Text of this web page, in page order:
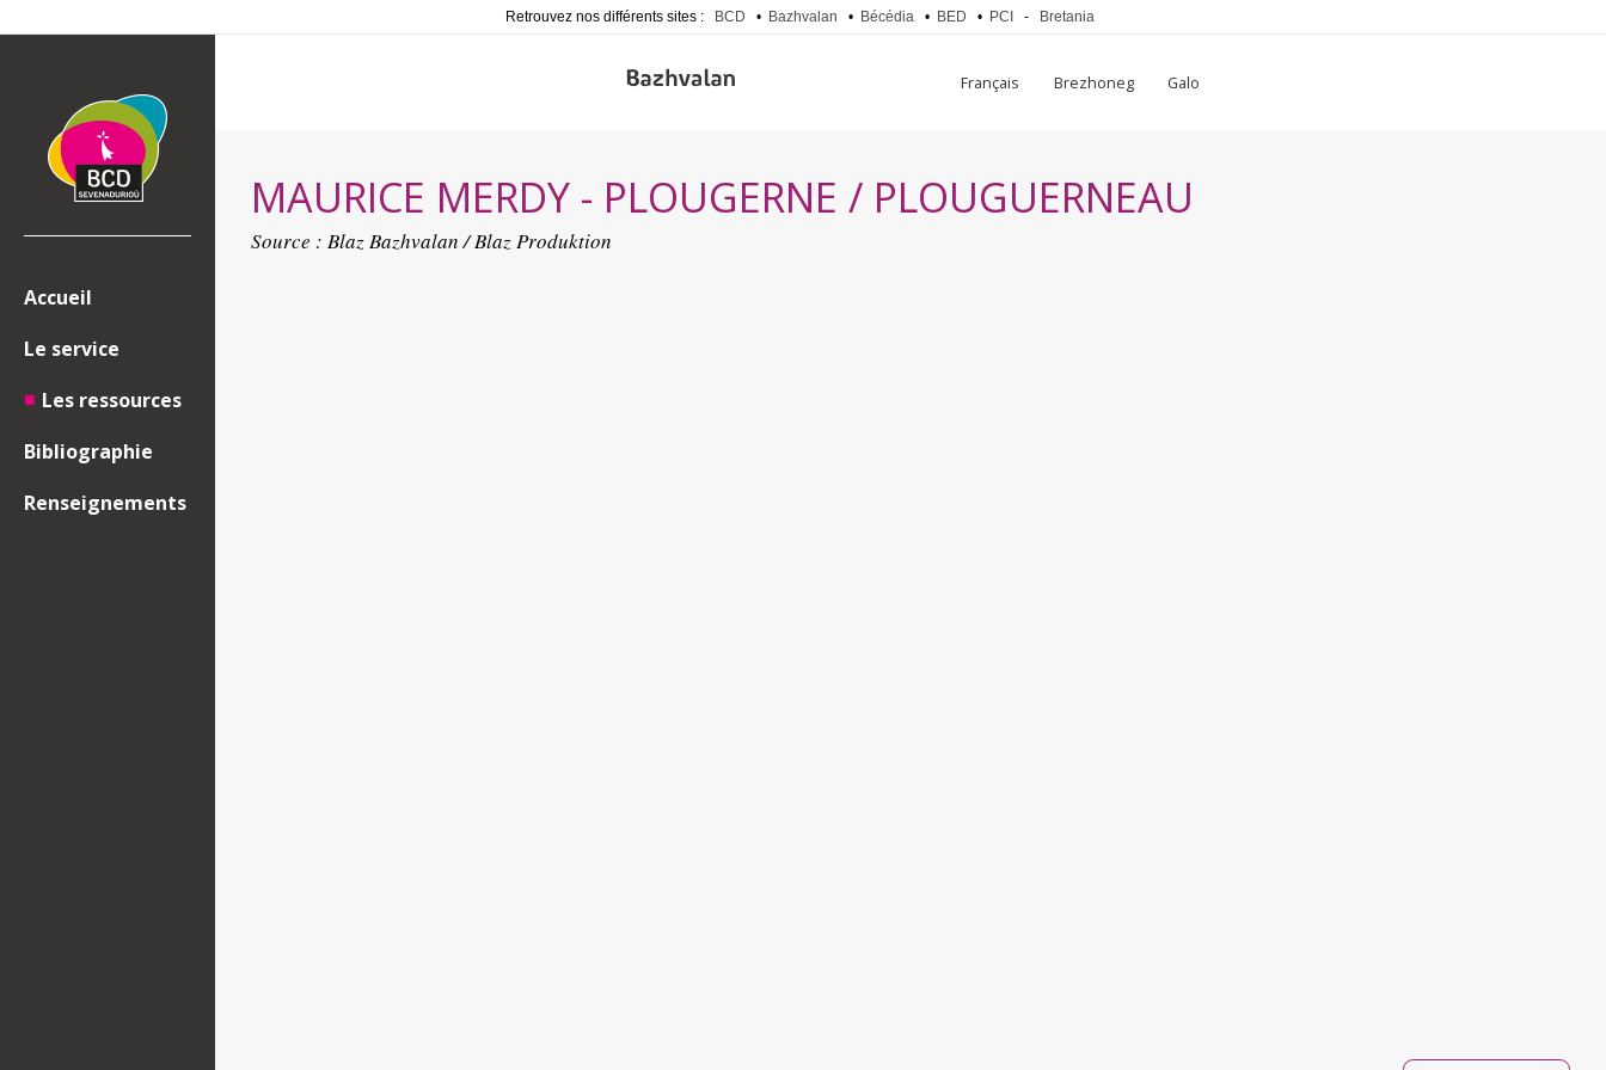
Retrouvez nos différents sites : BCD • Bazhvalan • Bécédia • BED • PCI - Bretania
Accueil
Le service
Les ressources
Bibliographie
Renseignements
Français Brezhoneg Galo
MAURICE MERDY - PLOUGERNE / PLOUGUERNEAU
Source : Blaz Bazhvalan / Blaz Produktion